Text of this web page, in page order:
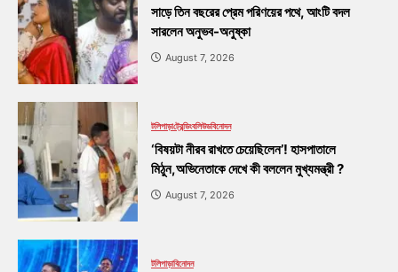
সাড়ে তিন বছরের প্রেম পরিণয়ের পথে, আংটি বদল
সারলেন অনুভব-অনুষ্কা
August 7, 2026
টলিপাড়াট্রেন্ডিংবলিউডবিনোদন
‘বিষয়টা নীরব রাখতে চেয়েছিলেন’! হাসপাতালে
মিঠুন,অভিনেতাকে দেখে কী বললেন মুখ্যমন্ত্রী ?
August 7, 2026
টলিপাড়াবিনোদন